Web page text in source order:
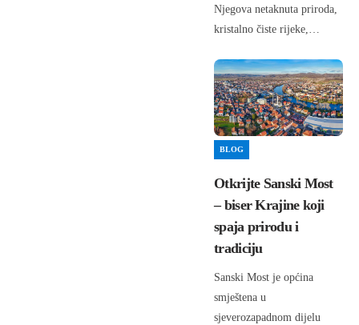
Njegova netaknuta priroda,
kristalno čiste rijeke,…
BLOG
Otkrijte Sanski Most
– biser Krajine koji
spaja prirodu i
tradiciju
Sanski Most je općina
smještena u
sjeverozapadnom dijelu